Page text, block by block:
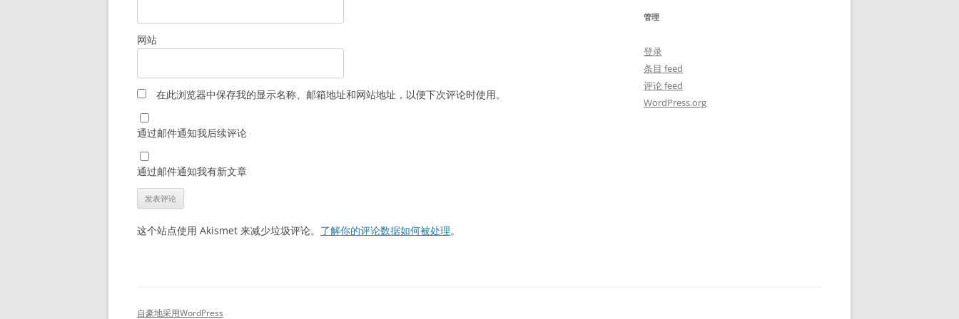
网站
在此浏览器中保存我的显示名称、邮箱地址和网站地址，以便下次评论时使用。
通过邮件通知我后续评论
通过邮件通知我有新文章
这个站点使用 Akismet 来减少垃圾评论。 了解你的评论数据如何被处理。
管理
登录
条目 feed
评论 feed
WordPress.org
自豪地采用WordPress